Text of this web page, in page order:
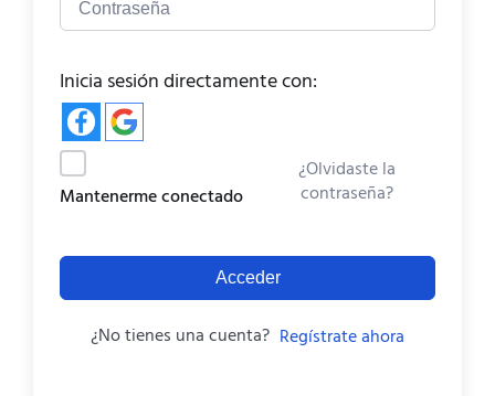
Inicia sesión directamente con:
Mantenerme conectado
¿Olvidaste la
contraseña?
Acceder
¿No tienes una cuenta? Regístrate ahora